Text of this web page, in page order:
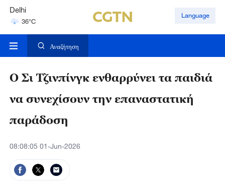
Hyderabad
42°C
Mumbai
Language
Αναζήτηση
Ο Σι Τζινπίνγκ ενθαρρύνει τα παιδιά
να συνεχίσουν την επαναστατική
παράδοση
08:08:05 01-Jun-2026